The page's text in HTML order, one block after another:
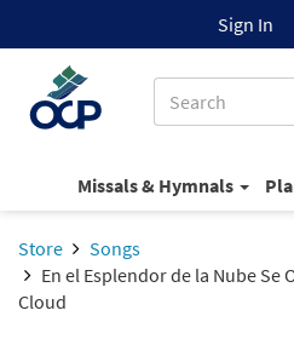
Sign In
Missals & Hymnals
Store
Songs
En el Esplendor de la Nube Se
Cloud